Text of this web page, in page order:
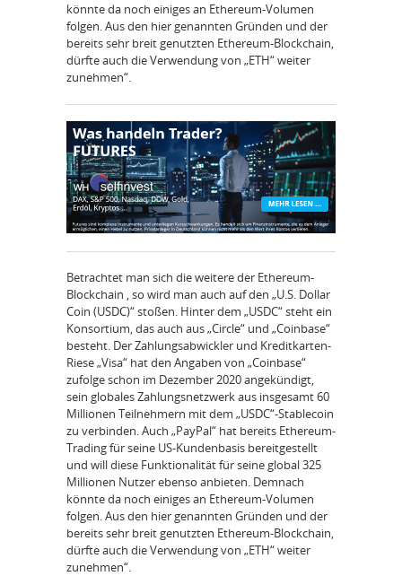
könnte da noch einiges an Ethereum-Volumen
folgen. Aus den hier genannten Gründen und der
bereits sehr breit genutzten Ethereum-Blockchain,
dürfte auch die Verwendung von „ETH“ weiter
zunehmen“.
Betrachtet man sich die weitere der Ethereum-
Blockchain , so wird man auch auf den „U.S. Dollar
Coin (USDC)“ stoßen. Hinter dem „USDC“ steht ein
Konsortium, das auch aus „Circle“ und „Coinbase“
besteht. Der Zahlungsabwickler und Kreditkarten-
Riese „Visa“ hat den Angaben von „Coinbase“
zufolge schon im Dezember 2020 angekündigt,
sein globales Zahlungsnetzwerk aus insgesamt 60
Millionen Teilnehmern mit dem „USDC“-Stablecoin
zu verbinden. Auch „PayPal“ hat bereits Ethereum-
Trading für seine US-Kundenbasis bereitgestellt
und will diese Funktionalität für seine global 325
Millionen Nutzer ebenso anbieten. Demnach
könnte da noch einiges an Ethereum-Volumen
folgen. Aus den hier genannten Gründen und der
bereits sehr breit genutzten Ethereum-Blockchain,
dürfte auch die Verwendung von „ETH“ weiter
zunehmen“.